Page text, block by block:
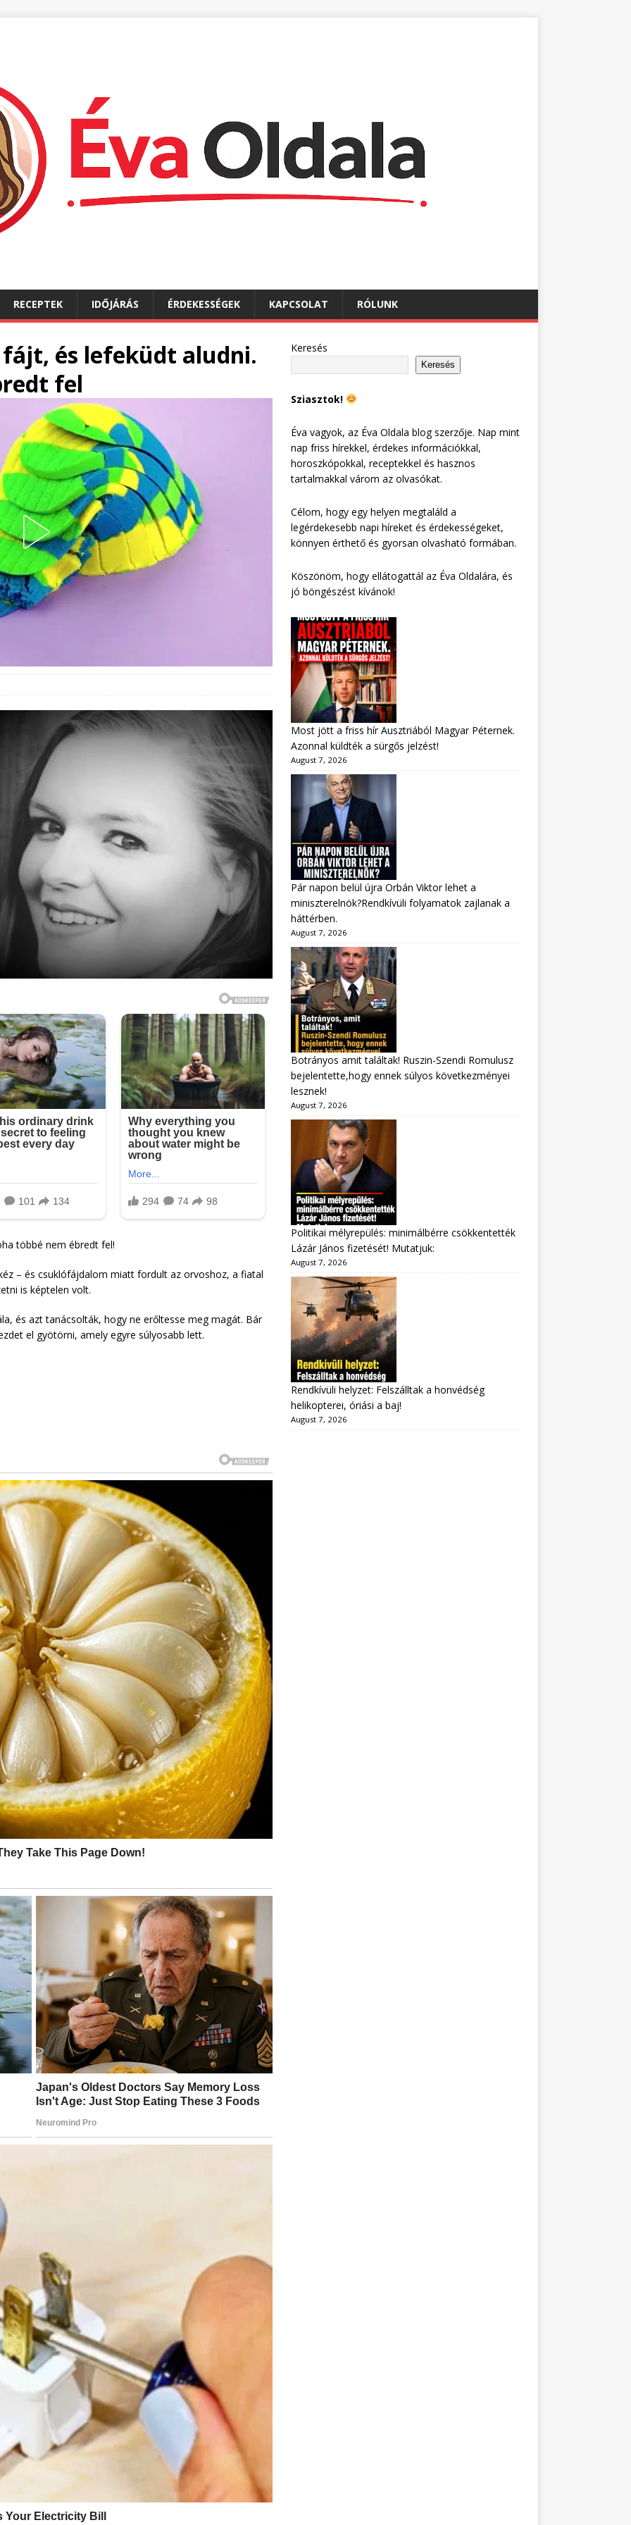
RECEPTEK IDŐJÁRÁS ÉRDEKESSÉGEK KAPCSOLAT RÓLUNK
fájt, és lefeküdt aludni.
fel
többé nem ébredt fel!
– és csuklófájdalom miatt fordult az orvoshoz, a fiatal
is képtelen volt.
és azt tanácsolták, hogy ne erőltesse meg magát. Bár
el gyötörni, amely egyre súlyosabb lett.
Keresés
Keresés
Sziasztok!
Éva vagyok, az Éva Oldala blog szerzője. Nap mint
nap friss hírekkel, érdekes információkkal,
horoszkópokkal, receptekkel és hasznos
tartalmakkal várom az olvasókat.
Célom, hogy egy helyen megtaláld a
legérdekesebb napi híreket és érdekességeket,
könnyen érthető és gyorsan olvasható formában.
Köszönöm, hogy ellátogattál az Éva Oldalára, és
jó böngészést kívánok!
Most jött a friss hír Ausztriából Magyar Péternek.
Azonnal küldték a sürgős jelzést!
August 7, 2026
Pár napon belül újra Orbán Viktor lehet a
miniszterelnök?Rendkívüli folyamatok zajlanak a
háttérben.
August 7, 2026
Botrányos amit találtak! Ruszin-Szendi Romulusz
bejelentette,hogy ennek súlyos következményei
lesznek!
August 7, 2026
Politikai mélyrepülés: minimálbérre csökkentették
Lázár János fizetését! Mutatjuk:
August 7, 2026
Rendkívüli helyzet: Felszálltak a honvédség
helikopterei, óriási a baj!
August 7, 2026